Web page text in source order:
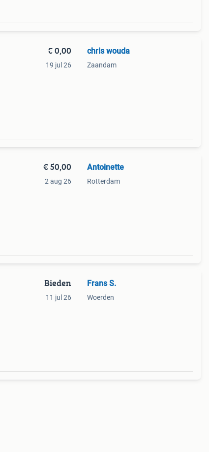
€ 0,00
19 jul 26
chris wouda
Zaandam
€ 50,00
2 aug 26
Antoinette
Rotterdam
Bieden
11 jul 26
Frans S.
Woerden